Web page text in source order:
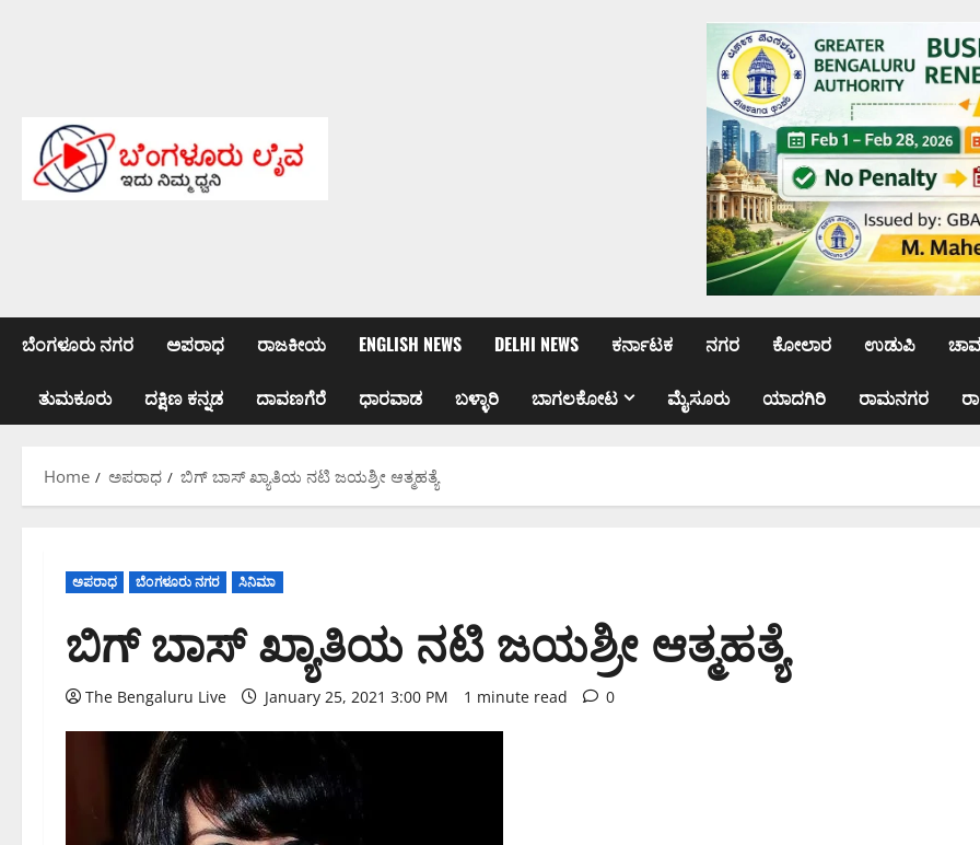
ಬೆಂಗಳೂರು ನಗರ ಅಪರಾಧ ರಾಜಕೀಯ ENGLISH NEWS DELHI NEWS ಕರ್ನಾಟಕ ನಗರ ಕೋಲಾರ ಉಡುಪಿ
ತುಮಕೂರು ದಕ್ಷಿಣ ಕನ್ನಡ ದಾವಣಗೆರೆ ಧಾರವಾಡ ಬಳ್ಳಾರಿ ಬಾಗಲಕೋಟ ಮೈಸೂರು ಯಾದಗಿರಿ ರಾಮನಗರ
Home ಅಪರಾಧ ಬಿಗ್ ಬಾಸ್ ಖ್ಯಾತಿಯ ನಟಿ ಜಯಶ್ರೀ ಆತ್ಮಹತ್ಯೆ
ಅಪರಾಧ ಬೆಂಗಳೂರು ನಗರ ಸಿನಿಮಾ
ಬಿಗ್ ಬಾಸ್ ಖ್ಯಾತಿಯ ನಟಿ ಜಯಶ್ರೀ ಆತ್ಮಹತ್ಯೆ
The Bengaluru Live January 25, 2021 3:00 PM 1 minute read 0